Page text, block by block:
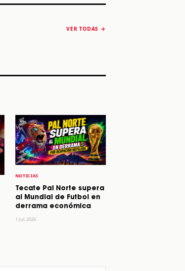
VER TODAS →
NOTICIAS
Tecate Pal Norte supera
al Mundial de Futbol en
derrama económica
1 Jul, 2026